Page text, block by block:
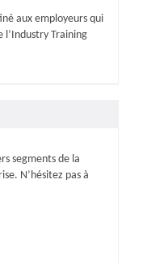
aux employeurs qui
l’Industry Training
segments de la
N’hésitez pas à